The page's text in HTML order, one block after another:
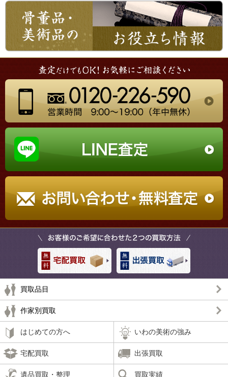
買取品目
作家別買取
はじめての方へ いわの美術の強み
宅配買取 出張買取
遺品買取・整理 買取実績